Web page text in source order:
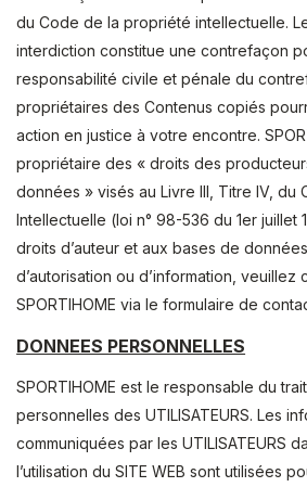
du Code de la propriété intellectuelle.
interdiction constitue une contrefaçon
responsabilité civile et pénale du
propriétaires des Contenus copiés
action en justice à votre encontre.
propriétaire des « droits des
données » visés au Livre III, Titre IV, du
Intellectuelle (loi n° 98-536 du 1er juillet
droits d’auteur et aux bases de
d’autorisation ou d’information, veuillez
SPORTIHOME via le formulaire de
DONNEES PERSONNELLES
SPORTIHOME est le responsable du
personnelles des UTILISATEURS. Les
communiquées par les UTILISATEURS
l’utilisation du SITE WEB sont utilisées